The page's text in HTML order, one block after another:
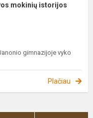
mokinių istorijos
gimnazijoje vyko
Plačiau